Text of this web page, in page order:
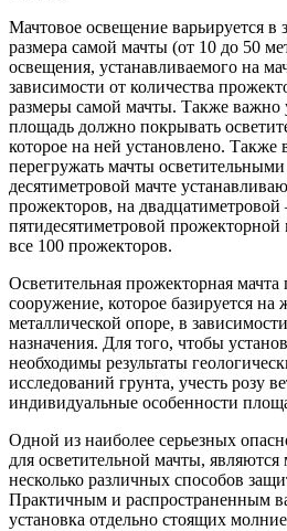
Мачтовое освещение варьируется в
размера самой мачты (от 10 до 50
освещения, устанавливаемого на
зависимости от количества
размеры самой мачты. Также важно
площадь должно покрывать
которое на ней установлено. Также
перегружать мачты
десятиметровой мачте
прожекторов, на
пятидесятиметровой
все 100 прожекторов.
Осветительная прожекторная мачта
сооружение, которое базируется на
металлической опоре, в
назначения. Для того, чтобы
необходимы результаты
исследований грунта, учесть розу
индивидуальные особенности
Одной из наиболее серьезных
для осветительной мачты,
несколько различных способов
Практичным и распространенным
установка отдельно стоящих